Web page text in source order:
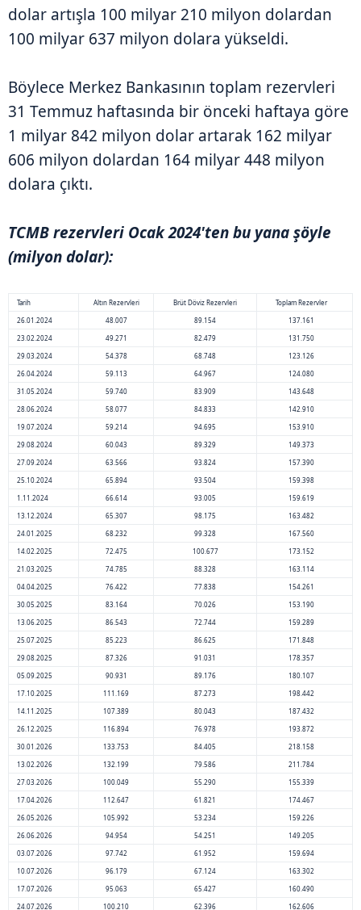
dolar artışla 100 milyar 210 milyon dolardan
100 milyar 637 milyon dolara yükseldi.
Böylece Merkez Bankasının toplam rezervleri
31 Temmuz haftasında bir önceki haftaya göre
1 milyar 842 milyon dolar artarak 162 milyar
606 milyon dolardan 164 milyar 448 milyon
dolara çıktı.
TCMB rezervleri Ocak 2024'ten bu yana şöyle
(milyon dolar):
Tarih Altın Rezervleri Brüt Döviz Rezervleri
Toplam Rezervler
26.01.2024
48.007 89.154
137.161
23.02.2024
49.271 82.479
131.750
29.03.2024
54.378 68.748
123.126
26.04.2024
59.113 64.967
124.080
31.05.2024
59.740 83.909
143.648
28.06.2024
58.077 84.833
142.910
19.07.2024
59.214 94.695
153.910
29.08.2024
60.043 89.329
149.373
27.09.2024
63.566 93.824
157.390
25.10.2024
65.894 93.504
159.398
1.11.2024
66.614 93.005
159.619
13.12.2024
65.307 98.175
163.482
24.01.2025
68.232 99.328
167.560
14.02.2025
72.475 100.677
173.152
21.03.2025
74.785 88.328
163.114
04.04.2025
76.422 77.838
154.261
30.05.2025
83.164 70.026
153.190
13.06.2025
86.543 72.744
159.289
25.07.2025
85.223 86.625
171.848
29.08.2025
87.326 91.031
178.357
05.09.2025
90.931 89.176
180.107
17.10.2025
111.169 87.273
198.442
14.11.2025
107.389 80.043
187.432
26.12.2025
116.894 76.978
193.872
30.01.2026
133.753 84.405
218.158
13.02.2026
132.199 79.586
211.784
27.03.2026
100.049 55.290
155.339
17.04.2026
112.647 61.821
174.467
26.05.2026
105.992 53.234
159.226
26.06.2026
94.954 54.251
149.205
03.07.2026
97.742 61.952
159.694
10.07.2026
96.179 67.124
163.302
17.07.2026
95.063 65.427
160.490
24.07.2026
100.210 62.396
162.606